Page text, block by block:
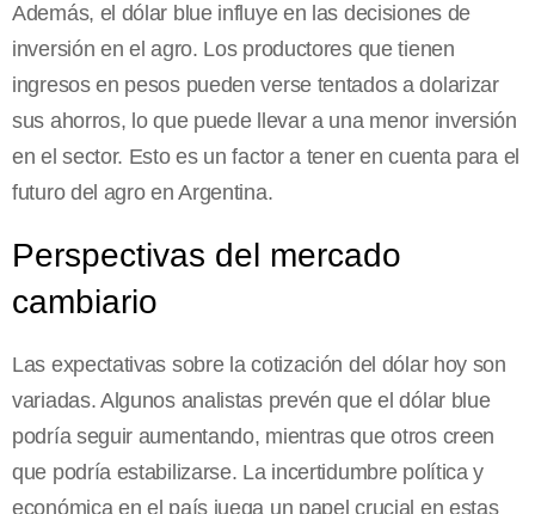
Además, el dólar blue influye en las decisiones de
inversión en el agro. Los productores que tienen
ingresos en pesos pueden verse tentados a dolarizar
sus ahorros, lo que puede llevar a una menor inversión
en el sector. Esto es un factor a tener en cuenta para el
futuro del agro en Argentina.
Perspectivas del mercado
cambiario
Las expectativas sobre la cotización del dólar hoy son
variadas. Algunos analistas prevén que el dólar blue
podría seguir aumentando, mientras que otros creen
que podría estabilizarse. La incertidumbre política y
económica en el país juega un papel crucial en estas